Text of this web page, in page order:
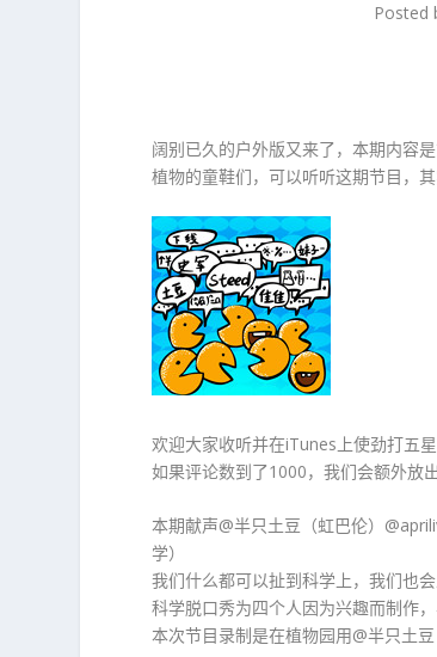
Posted
阔别已久的户外版又来了，本期内容
植物的童鞋们，可以听听这期节目，
欢迎大家收听并在iTunes上使劲打五星
如果评论数到了1000，我们会额外放
本期献声@半只土豆（虹巴伦）
学）
我们什么都可以扯到科学上，我们也
科学脱口秀为四个人因为兴趣而制作
本次节目录制是在植物园用@半只土